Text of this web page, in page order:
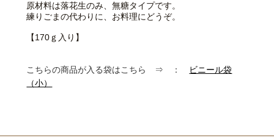
原材料は落花生のみ、無糖タイプです。
練りごまの代わりに、お料理にどうぞ。
【170ｇ入り】
こちらの商品が入る袋はこちら ⇒ ： ビニール袋
（小）